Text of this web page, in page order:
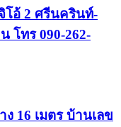
โอ้ 2 ศรีนครินท์-
โทร 090-262-
16 เมตร บ้านเลข